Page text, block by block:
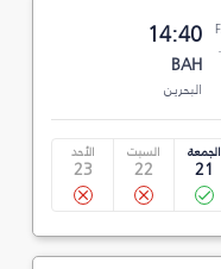
14:40
BAH
البحرين
الجمعة
21
السبت
22
الأحد
23